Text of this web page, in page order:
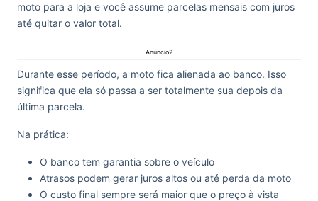
moto para a loja e você assume parcelas mensais com juros
até quitar o valor total.
Anúncio2
Durante esse período, a moto fica alienada ao banco. Isso
significa que ela só passa a ser totalmente sua depois da
última parcela.
Na prática:
O banco tem garantia sobre o veículo
Atrasos podem gerar juros altos ou até perda da moto
O custo final sempre será maior que o preço à vista